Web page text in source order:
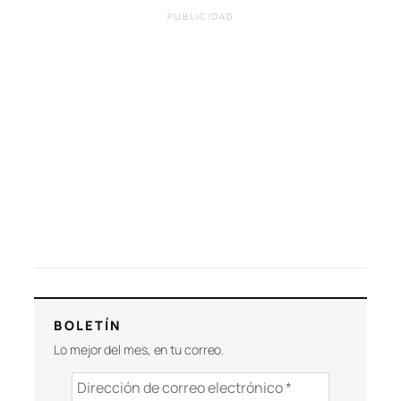
PUBLICIDAD
BOLETÍN
Lo mejor del mes, en tu correo.